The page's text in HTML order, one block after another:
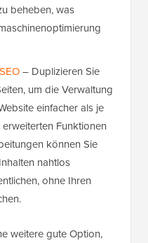
beheben, was
– Duplizieren Sie
um die Verwaltung
einfacher als je
Funktionen
können Sie
nahtlos
ohne Ihren
weitere gute Option,